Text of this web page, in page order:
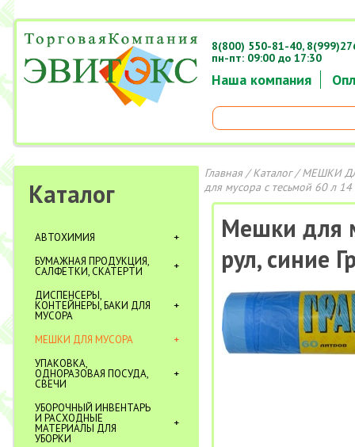
Наша компания
8(800) 550-81-40,
пн-пт: 09:00 до 17:30
Каталог
АВТОХИМИЯ
БУМАЖНАЯ ПРОДУКЦИЯ,
САЛФЕТКИ, СКАТЕРТИ
ДИСПЕНСЕРЫ,
КОНТЕЙНЕРЫ, БАКИ ДЛЯ
МУСОРА
МЕШКИ ДЛЯ МУСОРА
УПАКОВКА,
ОДНОРАЗОВАЯ ПОСУДА,
СВЕЧИ
УБОРОЧНЫЙ ИНВЕНТАРЬ
И РАСХОДНЫЕ
МАТЕРИАЛЫ ДЛЯ
УБОРКИ
Главная/Каталог/МЕШКИ
для мусора с тесьмой 60 л
Мешки для
рул, синие